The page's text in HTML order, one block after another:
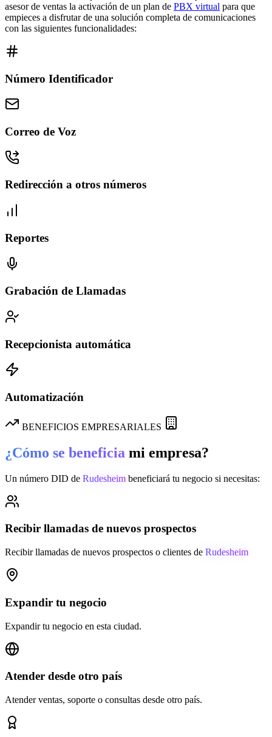
asesor de ventas la activación de un plan de PBX virtual para que
empieces a disfrutar de una solución completa de comunicaciones
con las siguientes funcionalidades:
Número Identificador
Correo de Voz
Redirección a otros números
Reportes
Grabación de Llamadas
Recepcionista automática
Automatización
BENEFICIOS EMPRESARIALES
¿Cómo se beneficia mi empresa?
Un número DID de Rudesheim beneficiará tu negocio si necesitas:
Recibir llamadas de nuevos prospectos
Recibir llamadas de nuevos prospectos o clientes de Rudesheim
Expandir tu negocio
Expandir tu negocio en esta ciudad.
Atender desde otro país
Atender ventas, soporte o consultas desde otro país.